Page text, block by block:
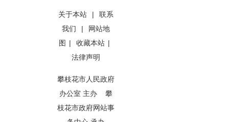
关于本站 |
联系
我们
|
网站地
图 | 收藏本站 |
法律声明
攀枝花市人民政府
办公室 主办 攀
枝花市政府网站事